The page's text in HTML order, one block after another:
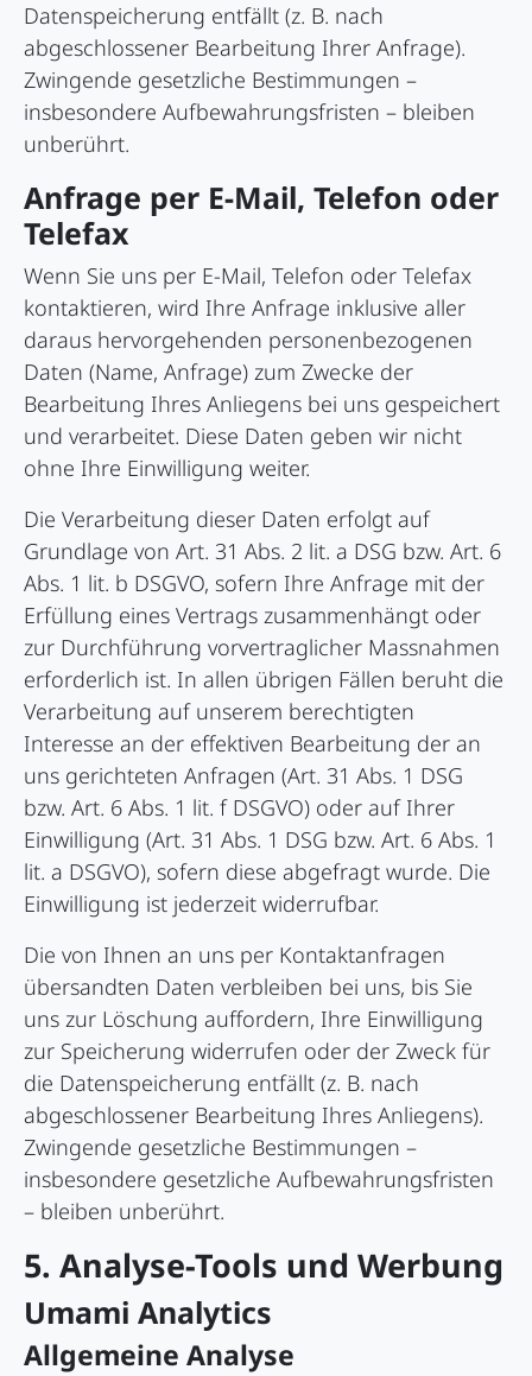
Datenspeicherung entfällt (z. B. nach
abgeschlossener Bearbeitung Ihrer Anfrage).
Zwingende gesetzliche Bestimmungen –
insbesondere Aufbewahrungsfristen – bleiben
unberührt.
Anfrage per E-Mail, Telefon oder
Telefax
Wenn Sie uns per E-Mail, Telefon oder Telefax
kontaktieren, wird Ihre Anfrage inklusive aller
daraus hervorgehenden personenbezogenen
Daten (Name, Anfrage) zum Zwecke der
Bearbeitung Ihres Anliegens bei uns gespeichert
und verarbeitet. Diese Daten geben wir nicht
ohne Ihre Einwilligung weiter.
Die Verarbeitung dieser Daten erfolgt auf
Grundlage von Art. 31 Abs. 2 lit. a DSG bzw. Art. 6
Abs. 1 lit. b DSGVO, sofern Ihre Anfrage mit der
Erfüllung eines Vertrags zusammenhängt oder
zur Durchführung vorvertraglicher Massnahmen
erforderlich ist. In allen übrigen Fällen beruht die
Verarbeitung auf unserem berechtigten
Interesse an der effektiven Bearbeitung der an
uns gerichteten Anfragen (Art. 31 Abs. 1 DSG
bzw. Art. 6 Abs. 1 lit. f DSGVO) oder auf Ihrer
Einwilligung (Art. 31 Abs. 1 DSG bzw. Art. 6 Abs. 1
lit. a DSGVO), sofern diese abgefragt wurde. Die
Einwilligung ist jederzeit widerrufbar.
Die von Ihnen an uns per Kontaktanfragen
übersandten Daten verbleiben bei uns, bis Sie
uns zur Löschung auffordern, Ihre Einwilligung
zur Speicherung widerrufen oder der Zweck für
die Datenspeicherung entfällt (z. B. nach
abgeschlossener Bearbeitung Ihres Anliegens).
Zwingende gesetzliche Bestimmungen –
insbesondere gesetzliche Aufbewahrungsfristen
– bleiben unberührt.
5. Analyse-Tools und Werbung
Umami Analytics
Allgemeine Analyse